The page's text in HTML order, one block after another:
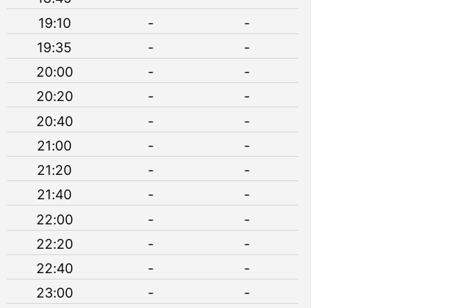
19:10
-
-
19:35
-
-
20:00
-
-
20:20
-
-
20:40
-
-
21:00
-
-
21:20
-
-
21:40
-
-
22:00
-
-
22:20
-
-
22:40
-
-
23:00
-
-